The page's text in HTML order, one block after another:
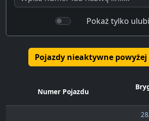
Pokaż tylko
Pojazdy nieaktywne powyżej
Numer Pojazdu